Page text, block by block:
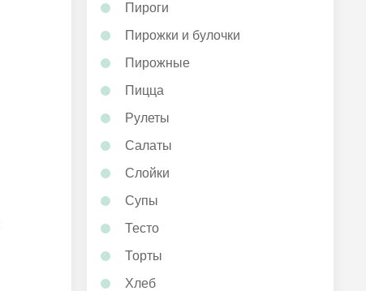
Пироги
Пирожки и булочки
Пирожные
Пицца
Рулеты
Салаты
Слойки
Супы
Тесто
Торты
Хлеб